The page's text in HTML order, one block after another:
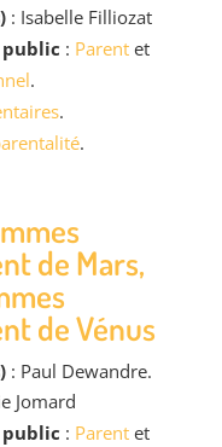
: Isabelle Filliozat
public : Parentet
.
.
.
de Mars,
de Vénus
: Paul Dewandre.
Jomard
public : Parentet